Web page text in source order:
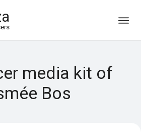
media kit of
Bos